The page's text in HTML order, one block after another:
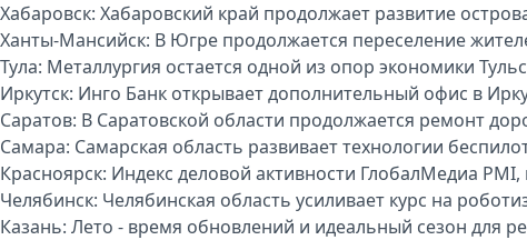
Хабаровск: Хабаровский край продолжает развитие
Ханты-Мансийск: В Югре продолжается переселение
Тула: Металлургия остается одной из опор экономики
Иркутск: Инго Банк открывает дополнительный офис в
Саратов: В Саратовской области продолжается ремонт
Самара: Самарская область развивает технологии
Красноярск: Индекс деловой активности ГлобалМедиа
Челябинск: Челябинская область усиливает курс на
Казань: Лето - время обновлений и идеальный сезон для